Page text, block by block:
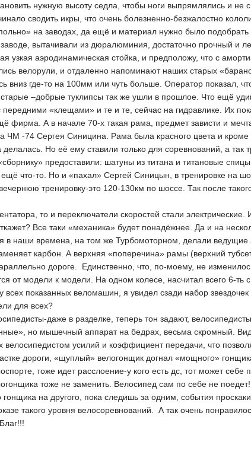
нужную высоту седла, чтобы ноги выпрямлялись и не
сводить икры, что очень болезненно-безжалостно
на заводах, да ещё и материал нужно было
вытачивали из дюралюминия, достаточно прочный и
узкая аэродинамическая стойка, и предположу, что с
велорули, и отдаленно напоминают наших старых
вниз где-то на 100мм или чуть больше. Оператор показал,
старые –добрые туклипсы так же ушли в прошлое. Что ещё
передними «клещами» и те и те, сейчас на гидравлике. Их
фирма. А в начале 70-х такая рама, предмет зависти и
ЧМ -74 Сергея Синицина. Рама была красного цвета и
Но её ему ставили только для соревнований, а так
предоставили: шатуны из титана и титановые
что-то. Но и «пахал» Сергей Синицын, в тренировке на
тренировку-это 120-130км по шоссе. Так после
то и переключатели скоростей стали электрические.
Все таки «механика» будет понадёжнее. Да и на
в наши времена, на том же Турбомоторном, делали ведущие
карбон. А верхняя «поперечина» рамы (верхний
дороге. Единственно, что, по-моему, не
от модели к модели. На одном колесе, насчитал всего 6-
показанных веломашин, я увидел сзади набор звездочек
для всех?
даже в разделке, теперь тон задают,
но мышечный аппарат на бедрах, весьма скромный.
усилий и коэффициент передачи, что
дороги, «щуплый» велогонщик догнал «мощного»
тоже идет расслоение-у кого есть дс, тот может
тоже не заменить. Велосипед сам по себе не
гонщика на другого, пока следишь за одним, события
такого уровня велосоревнований. А так очень